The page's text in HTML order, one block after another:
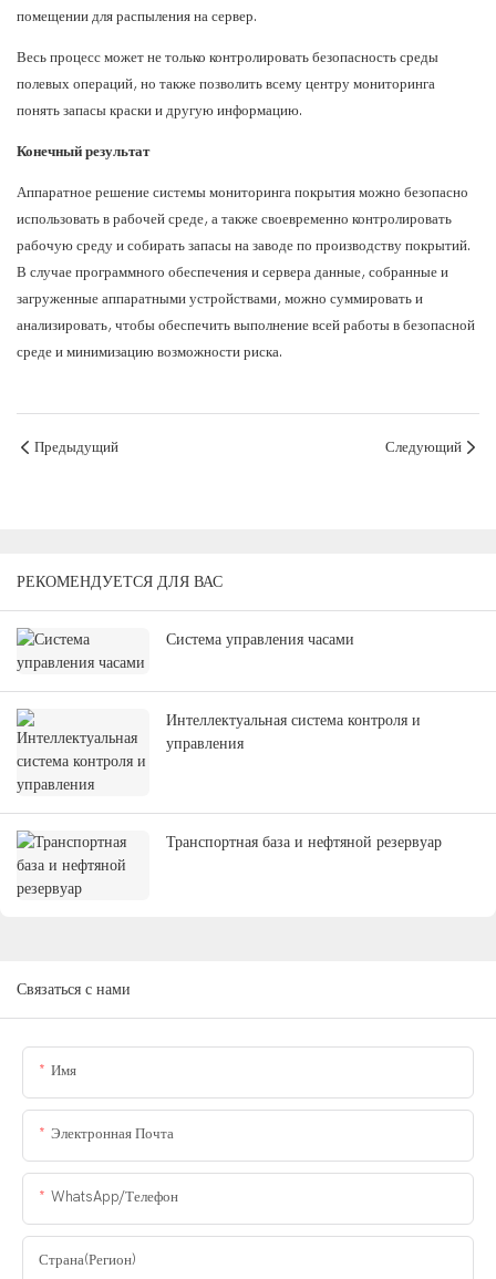
помещении для распыления на сервер.
Весь процесс может не только контролировать безопасность среды
полевых операций, но также позволить всему центру мониторинга
понять запасы краски и другую информацию.
Конечный результат
Аппаратное решение системы мониторинга покрытия можно безопасно
использовать в рабочей среде, а также своевременно контролировать
рабочую среду и собирать запасы на заводе по производству покрытий.
В случае программного обеспечения и сервера данные, собранные и
загруженные аппаратными устройствами, можно суммировать и
анализировать, чтобы обеспечить выполнение всей работы в безопасной
среде и минимизацию возможности риска.
Предыдущий Следующий
РЕКОМЕНДУЕТСЯ ДЛЯ ВАС
Система управления часами
Интеллектуальная система контроля и
управления
Транспортная база и нефтяной резервуар
Связаться с нами
Имя
Электронная Почта
WhatsApp/Телефон
Страна(регион)